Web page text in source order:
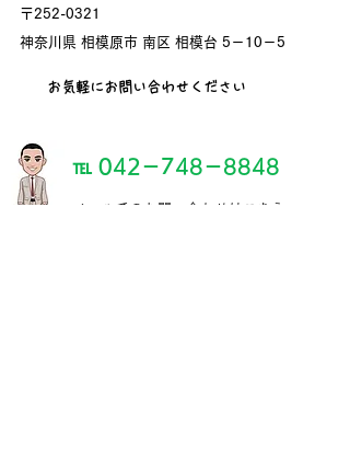
〒252-0321
神奈川県 相模原市 南区 相模台 5－10－5
お気軽にお問い合わせください
℡ 042－748－8848
​メールでのお問い合わせはこちら